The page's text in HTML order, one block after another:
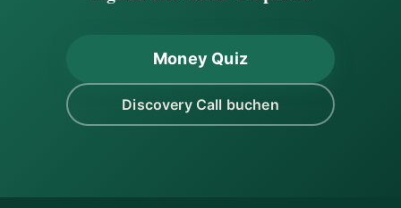
Money Quiz
Discovery Call buchen